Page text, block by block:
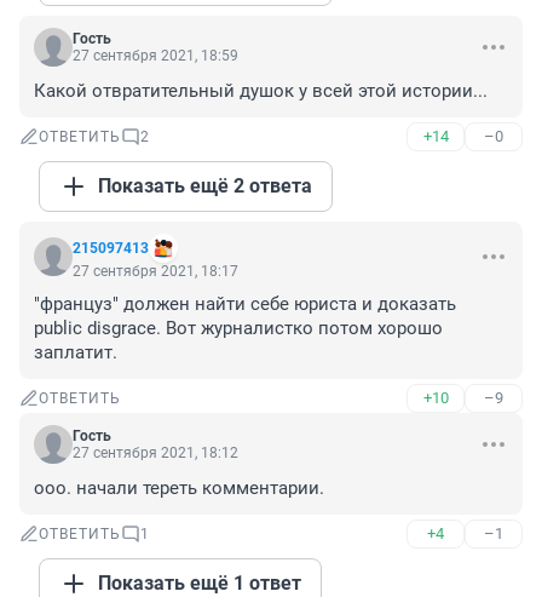
Гость
27 сентября 2021, 18:59
Какой отвратительный душок у всей этой истории...
ОТВЕТИТЬ 2 +14 –0
Показать ещё 2 ответа
215097413
27 сентября 2021, 18:17
"француз" должен найти себе юриста и доказать
public disgrace. Вот журналистко потом хорошо
заплатит.
ОТВЕТИТЬ +10 –9
Гость
27 сентября 2021, 18:12
ооо. начали тереть комментарии.
ОТВЕТИТЬ 1 +4 –1
Показать ещё 1 ответ